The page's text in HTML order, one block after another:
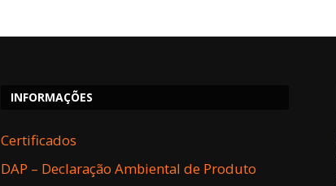
INFORMAÇÕES
Certificados
DAP – Declaração Ambiental de Produto